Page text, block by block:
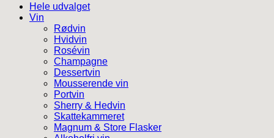
Hele udvalget
Vin
Rødvin
Hvidvin
Rosévin
Champagne
Dessertvin
Mousserende vin
Portvin
Sherry & Hedvin
Skattekammeret
Magnum & Store Flasker